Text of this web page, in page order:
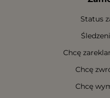
Status
Chcę
Chcę
Chcę